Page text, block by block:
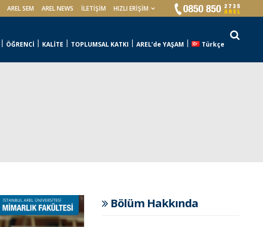
AREL SEM AREL NEWS İLETIŞIM HIZLI ERİŞİM
ÖĞRENCİ KALİTE TOPLUMSAL KATKI AREL’de YAŞAM Türkçe
Bölüm Hakkında